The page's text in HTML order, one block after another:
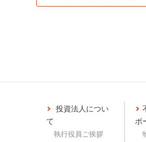
投資法人につい
て
執行役員ご挨拶
ポ